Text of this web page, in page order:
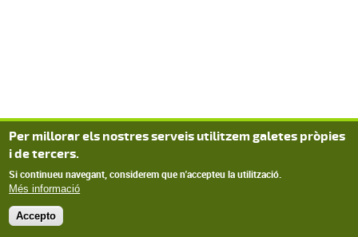
Per millorar els nostres serveis utilitzem galetes pròpies
i de tercers.
Si continueu navegant, considerem que n'accepteu la utilització.
Més informació
Accepto